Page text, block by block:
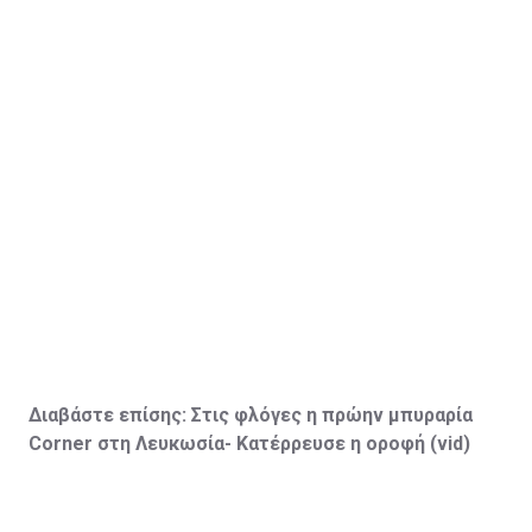
Διαβάστε επίσης: Στις φλόγες η πρώην μπυραρία
Corner στη Λευκωσία- Κατέρρευσε η οροφή (vid)